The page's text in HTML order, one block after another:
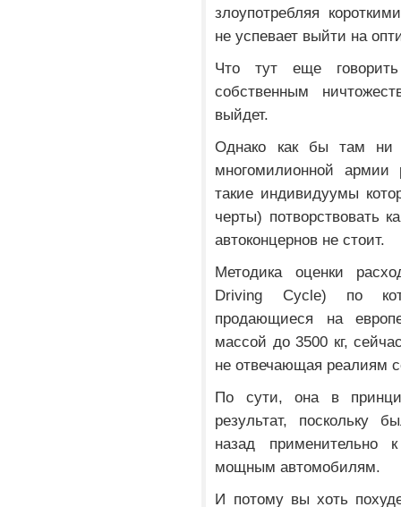
злоупотребляя
не успевает выйти на
Что тут еще
собственным
выйдет.
Однако как бы там
многомилионной армии
такие индивидуумы
черты) потворствовать
автоконцернов не стоит.
Методика оценки
Driving Cycle) по
продающиеся на
массой до 3500 кг,
не отвечающая реалиям
По сути, она в
результат, поскольку
назад применительно
мощным автомобилям.
И потому вы хоть